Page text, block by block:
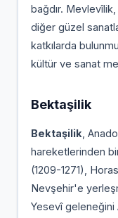
bağdır.
diğer güzel
katkılarda
kültür ve sanat
Bektaşilik
Bektaşilik ,
hareketlerinden
(1209-1271),
Nevşehir'e
Yesevî geleneğini